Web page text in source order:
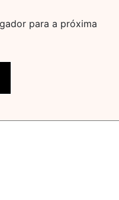
para a próxima